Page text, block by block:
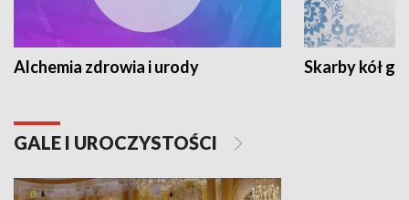
Alchemia zdrowia i urody Skarby kół
GALE I UROCZYSTOŚCI